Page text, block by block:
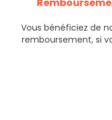
Vous bénéficiez de
remboursement, si